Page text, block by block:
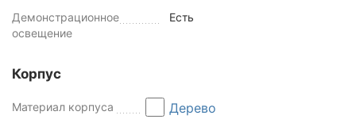
Демонстрационное
освещение
Есть
Корпус
Материал корпуса Дерево